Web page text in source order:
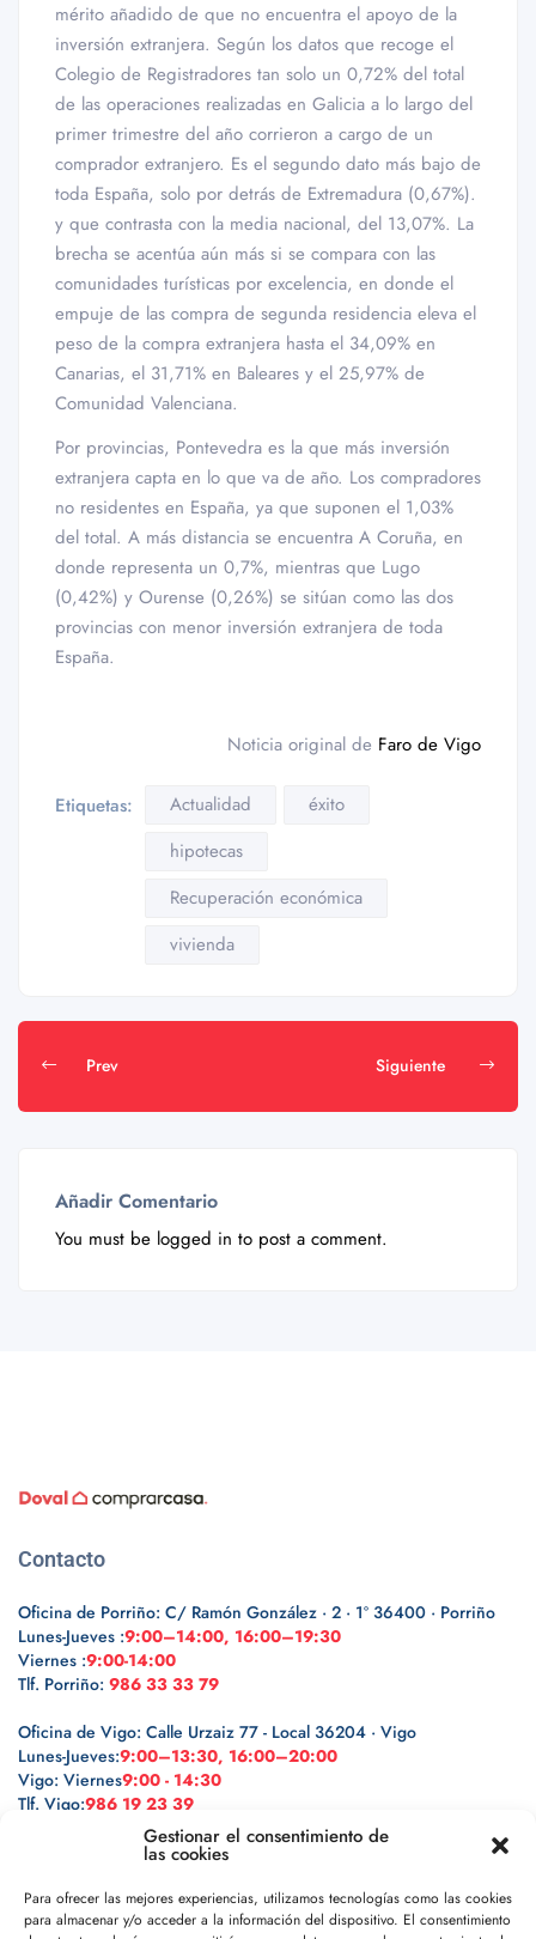
Gestionar el consentimiento de
las cookies
Para ofrecer las mejores experiencias, utilizamos tecnologías como las cookies
para almacenar y/o acceder a la información del dispositivo. El consentimiento
mérito añadido de que no encuentra el apoyo de la
inversión extranjera. Según los datos que recoge el
Colegio de Registradores tan solo un 0,72% del total
de las operaciones realizadas en Galicia a lo largo del
primer trimestre del año corrieron a cargo de un
comprador extranjero. Es el segundo dato más bajo de
toda España, solo por detrás de Extremadura (0,67%).
y que contrasta con la media nacional, del 13,07%. La
brecha se acentúa aún más si se compara con las
comunidades turísticas por excelencia, en donde el
empuje de las compra de segunda residencia eleva el
peso de la compra extranjera hasta el 34,09% en
Canarias, el 31,71% en Baleares y el 25,97% de
Comunidad Valenciana.
Por provincias, Pontevedra es la que más inversión
extranjera capta en lo que va de año. Los compradores
no residentes en España, ya que suponen el 1,03%
del total. A más distancia se encuentra A Coruña, en
donde representa un 0,7%, mientras que Lugo
(0,42%) y Ourense (0,26%) se sitúan como las dos
provincias con menor inversión extranjera de toda
España.
Noticia original de Faro de Vigo
Etiquetas: Actualidad
éxito
hipotecas
Recuperación económica
vivienda
Prev Siguiente
Añadir Comentario
You must be logged in to post a comment.
Contacto
Oficina de Porriño: C/ Ramón González · 2 · 1º 36400 · Porriño
Lunes-Jueves :9:00–14:00, 16:00–19:30
Viernes :9:00-14:00
Tlf. Porriño: 986 33 33 79
Oficina de Vigo: Calle Urzaiz 77 - Local 36204 · Vigo
Lunes-Jueves:9:00–13:30, 16:00–20:00
Vigo: Viernes9:00 - 14:30
Tlf. Vigo:986 19 23 39
Legal